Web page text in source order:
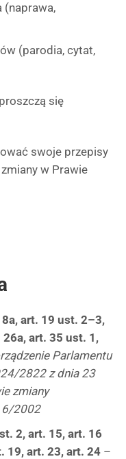
(naprawa,
(parodia, cytat,
się
swoje przepisy
w Prawie
art. 19 ust. 2–3,
art. 35 ust. 1,
Parlamentu
2822 z dnia 23
zmiany
6/2002
2, art. 15, art. 16
19, art. 23, art. 24 –